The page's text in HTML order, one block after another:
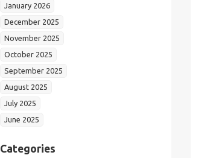
January 2026
December 2025
November 2025
October 2025
September 2025
August 2025
July 2025
June 2025
Categories